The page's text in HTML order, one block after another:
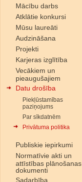
Mācību darbs
Atklātie konkursi
Mūsu laureāti
Audzināšana
Projekti
Karjeras izglītība
Vecākiem un
pieaugušajiem
Datu drošība
Piekļūstamības
paziņojums
Par sīkdatnēm
Privātuma politika
Publiskie iepirkumi
Normatīvie akti un
attīstības plānošanas
dokumenti
Sadarbība